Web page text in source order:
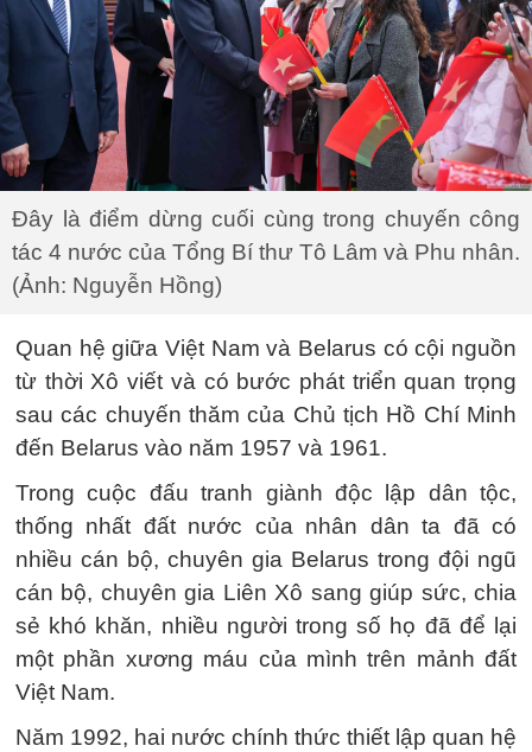
Đây là điểm dừng cuối cùng trong chuyến công
tác 4 nước của Tổng Bí thư Tô Lâm và Phu nhân.
(Ảnh: Nguyễn Hồng)
Quan hệ giữa Việt Nam và Belarus có cội nguồn
từ thời Xô viết và có bước phát triển quan trọng
sau các chuyến thăm của Chủ tịch Hồ Chí Minh
đến Belarus vào năm 1957 và 1961.
Trong cuộc đấu tranh giành độc lập dân tộc,
thống nhất đất nước của nhân dân ta đã có
nhiều cán bộ, chuyên gia Belarus trong đội ngũ
cán bộ, chuyên gia Liên Xô sang giúp sức, chia
sẻ khó khăn, nhiều người trong số họ đã để lại
một phần xương máu của mình trên mảnh đất
Việt Nam.
Năm 1992, hai nước chính thức thiết lập quan hệ